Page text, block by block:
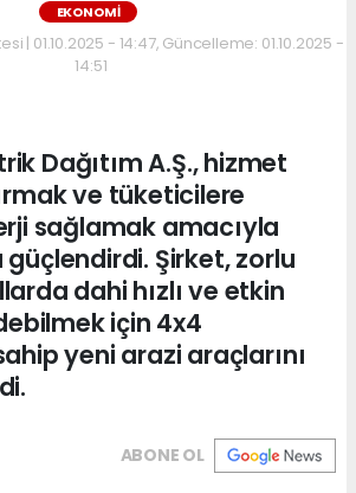
EKONOMI
| 01.10.2025 - 14:47, Güncelleme: 01.10.2025 -
14:51
Dağıtım A.Ş., hizmet
ve tüketicilere
sağlamak amacıyla
Şirket, zorlu
dahi hızlı ve etkin
için 4x4
yeni arazi araçlarını
ABONE OL